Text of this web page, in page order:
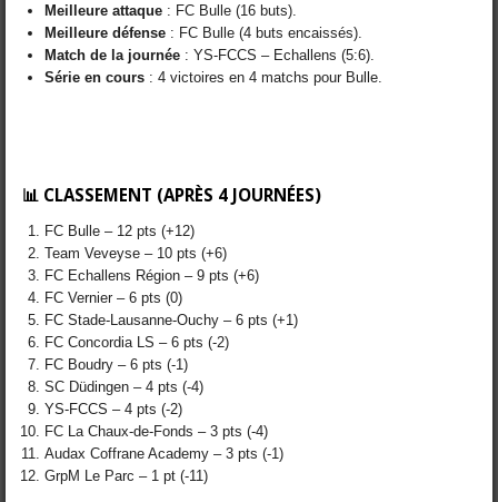
Meilleure attaque : FC Bulle (16 buts).
Meilleure défense : FC Bulle (4 buts encaissés).
Match de la journée : YS-FCCS – Echallens (5:6).
Série en cours : 4 victoires en 4 matchs pour Bulle.
📊 CLASSEMENT (APRÈS 4 JOURNÉES)
FC Bulle – 12 pts (+12)
Team Veveyse – 10 pts (+6)
FC Echallens Région – 9 pts (+6)
FC Vernier – 6 pts (0)
FC Stade-Lausanne-Ouchy – 6 pts (+1)
FC Concordia LS – 6 pts (-2)
FC Boudry – 6 pts (-1)
SC Düdingen – 4 pts (-4)
YS-FCCS – 4 pts (-2)
FC La Chaux-de-Fonds – 3 pts (-4)
Audax Coffrane Academy – 3 pts (-1)
GrpM Le Parc – 1 pt (-11)